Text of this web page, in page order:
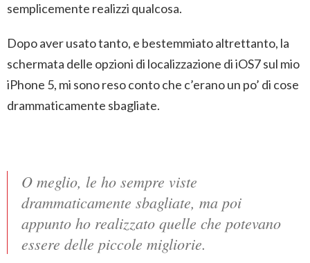
semplicemente realizzi qualcosa.
Dopo aver usato tanto, e bestemmiato altrettanto, la
schermata delle opzioni di localizzazione di iOS7 sul mio
iPhone 5, mi sono reso conto che c’erano un po’ di cose
drammaticamente sbagliate.
O meglio, le ho sempre viste
drammaticamente sbagliate, ma poi
appunto ho realizzato quelle che potevano
essere delle piccole migliorie.